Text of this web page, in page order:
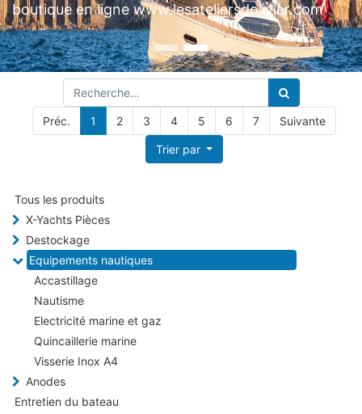
Préc. 1 2 3 4 5 6 7 Suivante
Trier par
Tous les produits
X-Yachts Pièces
Destockage
Equipements nautiques
Accastillage
Nautisme
Electricité marine et gaz
Quincaillerie marine
Visserie Inox A4
Anodes
Entretien du bateau